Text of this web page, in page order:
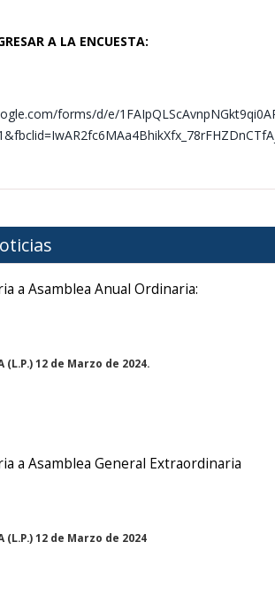
A LA ENCUESTA:
forms/d/e/
a Asamblea Anual Ordinaria:
(L.P.) 12 de Marzo de 2024.
a Asamblea General Extraordinaria
(L.P.) 12 de Marzo de 2024